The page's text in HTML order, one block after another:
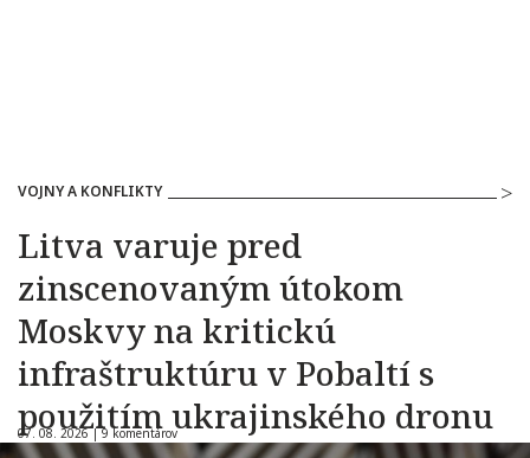
VOJNY A KONFLIKTY
Litva varuje pred
zinscenovaným útokom
Moskvy na kritickú
infraštruktúru v Pobaltí s
použitím ukrajinského dronu
07. 08. 2026 |9 komentárov